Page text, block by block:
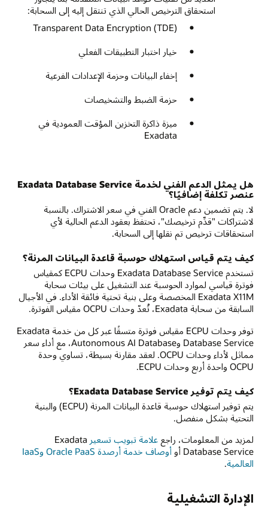
استحقاق الترخيص الحالي الذي تنتقل إليه إلى السحابة:
Transparent Data Encryption (TDE)
خيار اختبار التطبيقات الفعلي
إخفاء البيانات وحزمة الإعدادات الفرعية
حزمة الضبط والتشخيصات
ميزة ذاكرة التخزين المؤقت العمودية في
Exadata
هل يمثل الدعم الفني لخدمة Exadata Database Service
عنصر تكلفة إضافيًا؟
لا. يتم تضمين دعم Oracle الفني في سعر الاشتراك. بالنسبة
لاشتراكات "قدِّم ترخيصك"، تحتفظ بعقود الدعم الحالية لأي
استحقاقات ترخيص تم نقلها إلى السحابة.
كيف يتم قياس استهلاك حوسبة قاعدة البيانات المرنة؟
تستخدم Exadata Database Service وحدات ECPU كمقياس
فوترة قياسي لموارد الحوسبة عند التشغيل على بيئات سحابة
Exadata X11M المخصصة وعلى بنية تحتية فائقة الأداء. في الأجيال
السابقة من سحابة Exadata، تُعدّ وحدات OCPU مقياس الفوترة.
توفر وحدات ECPU مقياس فوترة متسقًا عبر كل من خدمة Exadata
Database Service وAutonomous AI Database، مع أداء سعر
مماثل لأداء وحدات OCPU. لعقد مقارنة بسيطة، تساوي وحدة
OCPU واحدة أربع وحدات ECPU.
كيف يتم توفير Exadata Database Service؟
يتم توفير استهلاك حوسبة قاعدة البيانات المرنة (ECPU) والبنية
التحتية بشكل منفصل.
لمزيد من المعلومات، راجع علامة تبويب تسعير Exadata
Database Service أو
أوصاف خدمة أرصدة Oracle PaaS وIaaS
العالمية.
الإدارة التشغيلية